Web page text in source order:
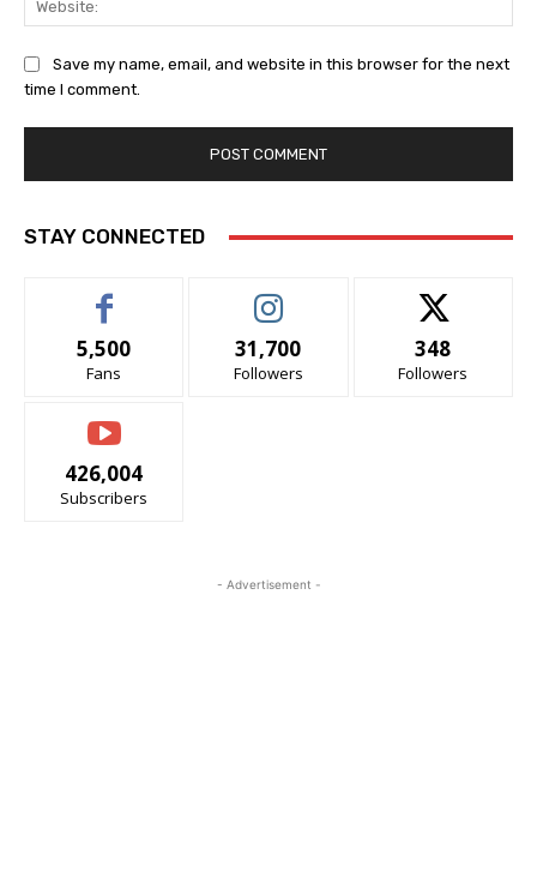
Save my name, email, and website in this browser for the next
time I comment.
STAY CONNECTED
5,500
Fans
31,700
Followers
348
Followers
426,004
Subscribers
- Advertisement -